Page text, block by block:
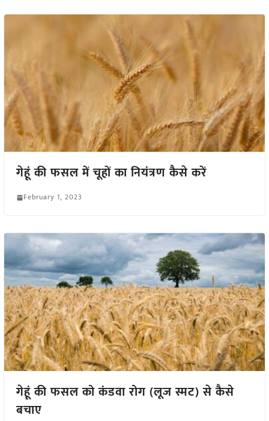
गेहूं की फसल में चूहों का नियंत्रण कैसे करें
February 1, 2023
गेहूं की फसल को कंडवा रोग (लूज स्मट) से कैसे
बचाए